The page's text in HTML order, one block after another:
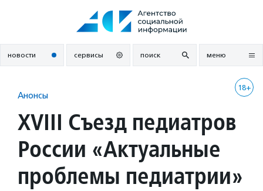
новости сервисы поиск меню
18+
Анонсы
XVIII Съезд педиатров
России «Актуальные
проблемы педиатрии»